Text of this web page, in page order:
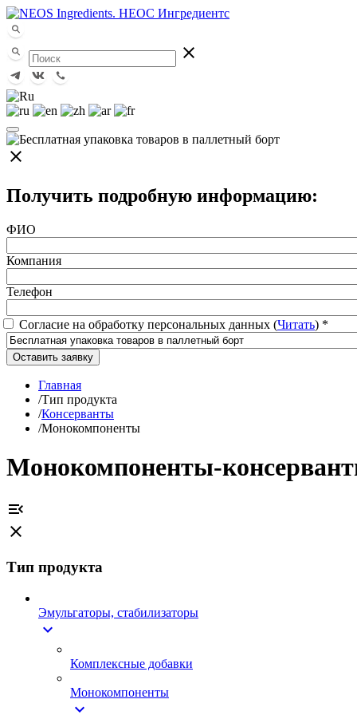
close
close
Получить подробную информацию:
ФИО
Компания
Телефон
Согласие на обработку персональных данных (Читать) *
Оставить заявку
Главная
/Тип продукта
/Консерванты
/Монокомпоненты
Монокомпоненты-
menu_open
close
Тип продукта
Эмульгаторы, стабилизаторы
expand_more
Комплексные добавки
Монокомпоненты
expand_more